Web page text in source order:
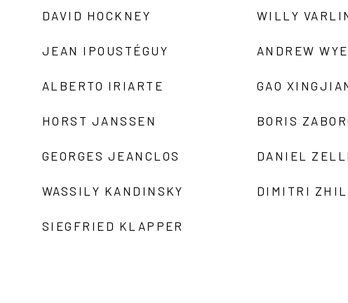
DAVID HOCKNEY
JEAN IPOUSTÉGUY
ALBERTO IRIARTE
HORST JANSSEN
GEORGES JEANCLOS
WASSILY KANDINSKY
SIEGFRIED KLAPPER
WILLY
ANDREW
GAO
BORIS
DANIEL
DIMITRI